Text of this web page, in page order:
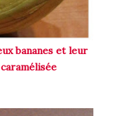
bananes et leur